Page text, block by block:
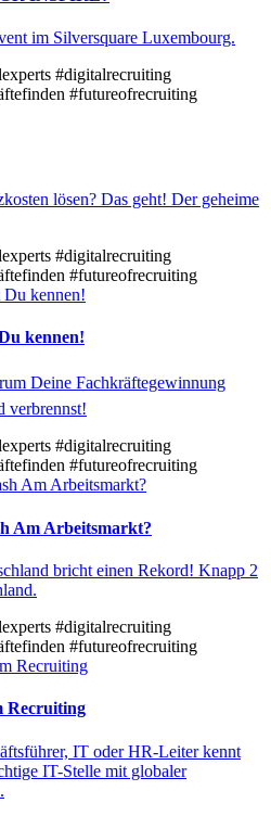
im Silversquare Luxembourg.
#digitalrecruiting
#futureofrecruiting
lösen? Das geht! Der geheime
#digitalrecruiting
#futureofrecruiting
kennen!
Deine Fachkräftegewinnung
verbrennst!
#digitalrecruiting
#futureofrecruiting
Am Arbeitsmarkt?
bricht einen Rekord! Knapp 2
#digitalrecruiting
#futureofrecruiting
Recruiting
IT oder HR-Leiter kennt
IT-Stelle mit globaler